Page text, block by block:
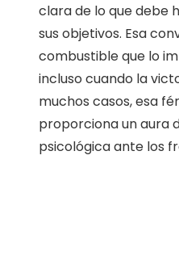
clara de lo que debe
sus objetivos. Esa
combustible que lo
incluso cuando la
muchos casos, esa
proporciona un aura
psicológica ante los